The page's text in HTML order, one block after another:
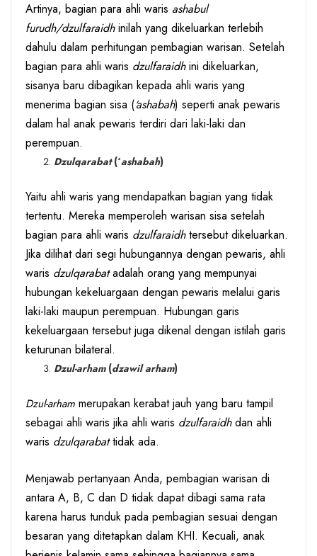
Artinya, bagian para ahli waris ashabul
furudh/dzulfaraidhinilah yang dikeluarkan terlebih
dahulu dalam perhitungan pembagian warisan. Setelah
bagian para ahli waris dzulfaraidhini dikeluarkan,
sisanya baru dibagikan kepada ahli waris yang
menerima bagian sisa (‘ashabah) seperti anak pewaris
dalam hal anak pewaris terdiri dari laki-laki dan
perempuan.
Dzulqarabat(‘ashabah)
Yaitu ahli waris yang mendapatkan bagian yang tidak
tertentu. Mereka memperoleh warisan sisa setelah
bagian para ahli waris dzulfaraidhtersebut dikeluarkan.
Jika dilihat dari segi hubungannya dengan pewaris, ahli
waris dzulqarabatadalah orang yang mempunyai
hubungan kekeluargaan dengan pewaris melalui garis
laki-laki maupun perempuan. Hubungan garis
kekeluargaan tersebut juga dikenal dengan istilah garis
keturunan bilateral.
Dzul-arham(dzawil arham)
Dzul-arham merupakan kerabat jauh yang baru tampil
sebagai ahli waris jika ahli waris dzulfaraidhdan ahli
waris dzulqarabattidak ada.
Menjawab pertanyaan Anda, pembagian warisan di
antara A, B, C dan D tidak dapat dibagi sama rata
karena harus tunduk pada pembagian sesuai dengan
besaran yang ditetapkan dalam KHI. Kecuali, anak